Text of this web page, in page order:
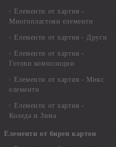
Елементи от хартия -
Многопластови елементи
Елементи от хартия - Други
Елементи от хартия -
Готови композиции
Елементи от хартия - Микс
елементи
Елементи от хартия -
Коледа и Зима
Елементи от бирен картон